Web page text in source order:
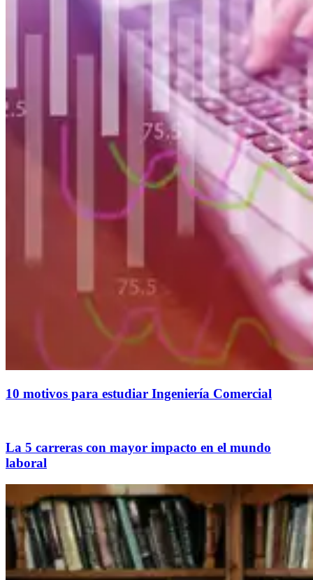
10 motivos para estudiar Ingeniería Comercial
La 5 carreras con mayor impacto en el mundo
laboral